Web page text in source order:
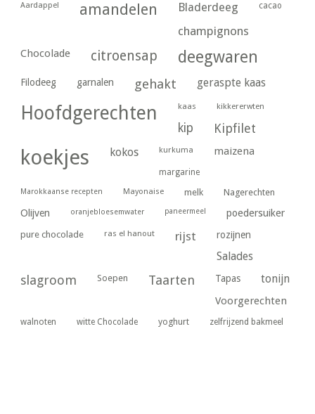
Aardappel amandelen Bladerdeeg cacao
champignons
Chocolade citroensap deegwaren
Filodeeg garnalen gehakt geraspte kaas
Hoofdgerechten kaas kikkererwten
kip Kipfilet
koekjes kokos kurkuma maizena
margarine
Marokkaanse recepten Mayonaise melk Nagerechten
Olijven oranjebloesemwater paneermeel poedersuiker
pure chocolade ras el hanout rijst rozijnen
Salades
slagroom Soepen Taarten Tapas tonijn
Voorgerechten
walnoten witte Chocolade yoghurt zelfrijzend bakmeel